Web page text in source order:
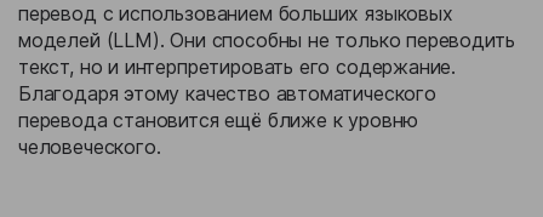
перевод с использованием больших языковых
моделей (LLM). Они способны не только переводить
текст, но и интерпретировать его содержание.
Благодаря этому качество автоматического
перевода становится ещё ближе к уровню
человеческого.